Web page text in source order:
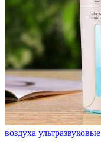
воздуха ультразвуковые